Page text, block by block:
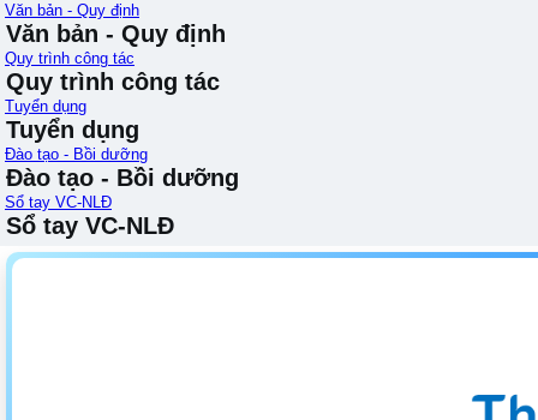
Văn bản - Quy định
Văn bản - Quy định
Quy trình công tác
Quy trình công tác
Tuyển dụng
Tuyển dụng
Đào tạo - Bồi dưỡng
Đào tạo - Bồi dưỡng
Sổ tay VC-NLĐ
Sổ tay VC-NLĐ